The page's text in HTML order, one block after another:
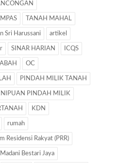
TANAH MAHAL
Sri Harussani artikel
SINAR HARIAN ICQS
OC
PINDAH MILIK TANAH
PINDAH MILIK
KDN
rumah
Residensi Rakyat (PRR)
Bestari Jaya